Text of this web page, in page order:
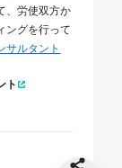
、労使双方か
ングを行って
サルタント
ト